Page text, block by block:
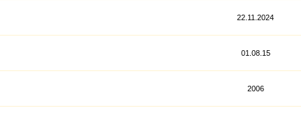
22.11.2024
01.08.15
2006